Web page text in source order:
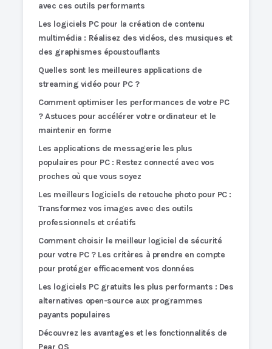
avec ces outils performants
Les logiciels PC pour la création de contenu
multimédia : Réalisez des vidéos, des musiques et
des graphismes époustouflants
Quelles sont les meilleures applications de
streaming vidéo pour PC ?
Comment optimiser les performances de votre PC
? Astuces pour accélérer votre ordinateur et le
maintenir en forme
Les applications de messagerie les plus
populaires pour PC : Restez connecté avec vos
proches où que vous soyez
Les meilleurs logiciels de retouche photo pour PC :
Transformez vos images avec des outils
professionnels et créatifs
Comment choisir le meilleur logiciel de sécurité
pour votre PC ? Les critères à prendre en compte
pour protéger efficacement vos données
Les logiciels PC gratuits les plus performants : Des
alternatives open-source aux programmes
payants populaires
Découvrez les avantages et les fonctionnalités de